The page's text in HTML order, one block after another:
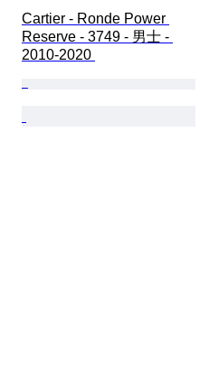
Cartier - Ronde Power
Reserve - 3749 - 男士 -
2010-2020